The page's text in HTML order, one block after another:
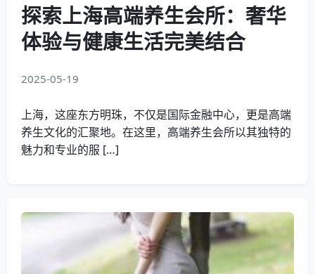
探索上海高端养生会所：奢华
体验与健康生活完美结合
2025-05-19
上海，这座东方明珠，不仅是国际金融中心，更是高端
养生文化的汇聚地。在这里，高端养生会所以其独特的
魅力和专业的服 […]